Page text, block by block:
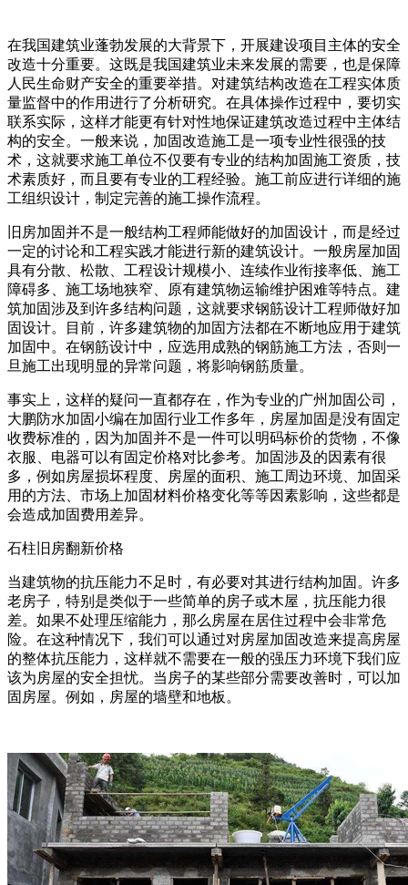
在我国建筑业蓬勃发展的大背景下，开展建设项目主体的安全
改造十分重要。这既是我国建筑业未来发展的需要，也是保障
人民生命财产安全的重要举措。对建筑结构改造在工程实体质
量监督中的作用进行了分析研究。在具体操作过程中，要切实
联系实际，这样才能更有针对性地保证建筑改造过程中主体结
构的安全。一般来说，加固改造施工是一项专业性很强的技
术，这就要求施工单位不仅要有专业的结构加固施工资质，技
术素质好，而且要有专业的工程经验。施工前应进行详细的施
工组织设计，制定完善的施工操作流程。
旧房加固并不是一般结构工程师能做好的加固设计，而是经过
一定的讨论和工程实践才能进行新的建筑设计。一般房屋加固
具有分散、松散、工程设计规模小、连续作业衔接率低、施工
障碍多、施工场地狭窄、原有建筑物运输维护困难等特点。建
筑加固涉及到许多结构问题，这就要求钢筋设计工程师做好加
固设计。目前，许多建筑物的加固方法都在不断地应用于建筑
加固中。在钢筋设计中，应选用成熟的钢筋施工方法，否则一
旦施工出现明显的异常问题，将影响钢筋质量。
事实上，这样的疑问一直都存在，作为专业的广州加固公司，
大鹏防水加固小编在加固行业工作多年，房屋加固是没有固定
收费标准的，因为加固并不是一件可以明码标价的货物，不像
衣服、电器可以有固定价格对比参考。加固涉及的因素有很
多，例如房屋损坏程度、房屋的面积、施工周边环境、加固采
用的方法、市场上加固材料价格变化等等因素影响，这些都是
会造成加固费用差异。
石柱旧房翻新价格
当建筑物的抗压能力不足时，有必要对其进行结构加固。许多
老房子，特别是类似于一些简单的房子或木屋，抗压能力很
差。如果不处理压缩能力，那么房屋在居住过程中会非常危
险。在这种情况下，我们可以通过对房屋加固改造来提高房屋
的整体抗压能力，这样就不需要在一般的强压力环境下我们应
该为房屋的安全担忧。当房子的某些部分需要改善时，可以加
固房屋。例如，房屋的墙壁和地板。